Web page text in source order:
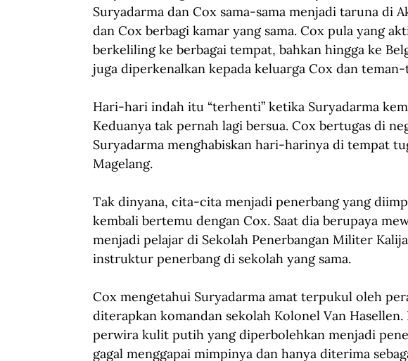
Suryadarma dan Cox sama-sama menjadi taruna di
dan Cox berbagi kamar yang sama. Cox pula yang
berkeliling ke berbagai tempat, bahkan hingga ke
juga diperkenalkan kepada keluarga Cox dan
Hari-hari indah itu “terhenti” ketika Suryadarma
Keduanya tak pernah lagi bersua. Cox bertugas di
Suryadarma menghabiskan hari-harinya di tempat
Magelang.
Tak dinyana, cita-cita menjadi penerbang yang
kembali bertemu dengan Cox. Saat dia berupaya
menjadi pelajar di Sekolah Penerbangan Militer
instruktur penerbang di sekolah yang sama.
Cox mengetahui Suryadarma amat terpukul oleh
diterapkan komandan sekolah Kolonel Van
perwira kulit putih yang diperbolehkan menjadi
gagal menggapai mimpinya dan hanya diterima